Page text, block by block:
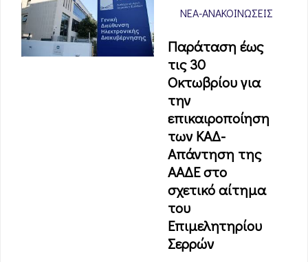
ΝΈΑ-ΑΝΑΚΟΙΝΏΣΕΙΣ
Παράταση έως
τις 30
Οκτωβρίου για
την
επικαιροποίηση
των ΚΑΔ-
Απάντηση της
ΑΑΔΕ στο
σχετικό αίτημα
του
Επιμελητηρίου
Σερρών